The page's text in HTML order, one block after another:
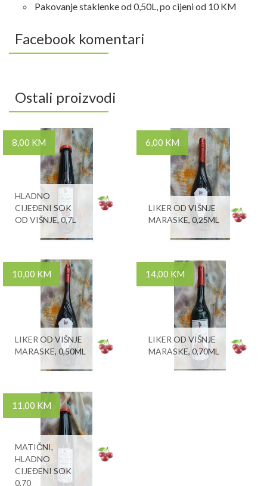
Pakovanje staklenke od 0,50L, po cijeni od 10 KM
Facebook komentari
Ostali proizvodi
8,00 KM
HLADNO
CIJEĐENI SOK
OD VIŠNJE, 0,7L
6,00 KM
LIKER OD VIŠNJE
MARASKE, 0,25ML
10,00 KM
LIKER OD VIŠNJE
MARASKE, 0,50ML
14,00 KM
LIKER OD VIŠNJE
MARASKE, 0,70ML
11,00 KM
MATIČNI,
HLADNO
CIJEĐENI SOK
0,70